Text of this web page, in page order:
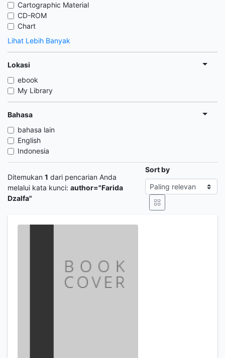
Cartographic Material
CD-ROM
Chart
Lihat Lebih Banyak
Lokasi
ebook
My Library
Bahasa
bahasa lain
English
Indonesia
Ditemukan 1 dari pencarian Anda
melalui kata kunci: author="Farida
Dzalfa"
Sort by